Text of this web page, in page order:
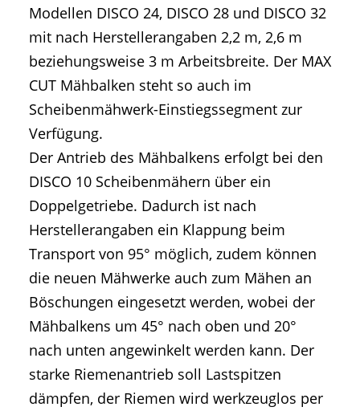
Modellen DISCO 24, DISCO 28 und DISCO 32
mit nach Herstellerangaben 2,2 m, 2,6 m
beziehungsweise 3 m Arbeitsbreite. Der MAX
CUT Mähbalken steht so auch im
Scheibenmähwerk-Einstiegssegment zur
Verfügung.
Der Antrieb des Mähbalkens erfolgt bei den
DISCO 10 Scheibenmähern über ein
Doppelgetriebe. Dadurch ist nach
Herstellerangaben ein Klappung beim
Transport von 95° möglich, zudem können
die neuen Mähwerke auch zum Mähen an
Böschungen eingesetzt werden, wobei der
Mähbalkens um 45° nach oben und 20°
nach unten angewinkelt werden kann. Der
starke Riemenantrieb soll Lastspitzen
dämpfen, der Riemen wird werkzeuglos per